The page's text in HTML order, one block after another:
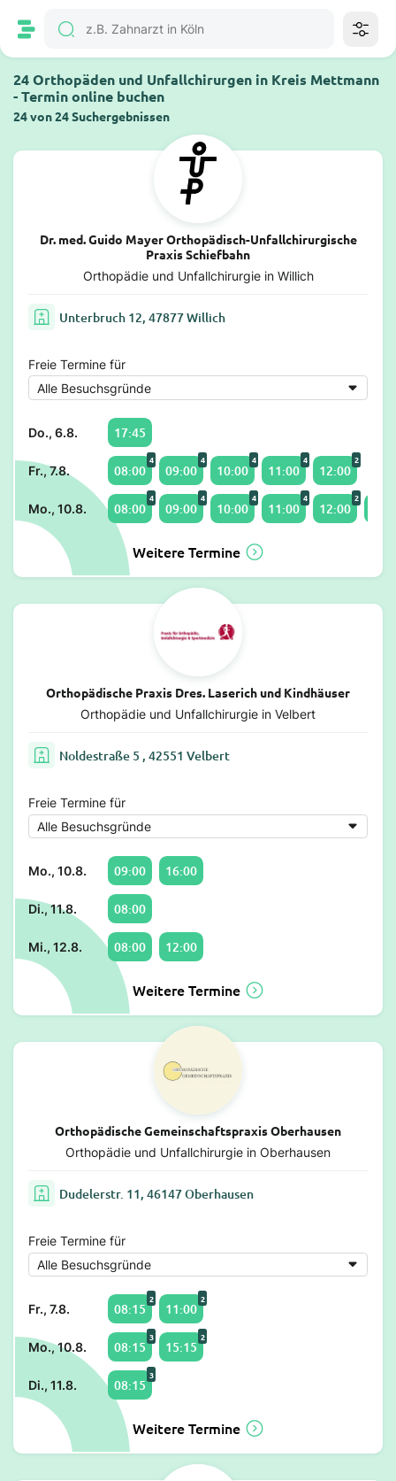
24 Orthopäden und Unfallchirurgen in Kreis Mettmann
- Termin online buchen
24 von 24 Suchergebnissen
Dr. med. Guido Mayer Orthopädisch-Unfallchirurgische
Praxis Schiefbahn
Orthopädie und Unfallchirurgie in Willich
Unterbruch 12, 47877 Willich
Freie Termine für
Do., 6.8. 17:45
Fr., 7.8. 08:00
4
09:00
4
10:00
4
11:00
4
12:00
2
Mo., 10.8. 08:00
4
09:00
4
10:00
4
11:00
4
12:00
2
Weitere Termine
Orthopädische Praxis Dres. Laserich und Kindhäuser
Orthopädie und Unfallchirurgie in Velbert
Noldestraße 5 , 42551 Velbert
Freie Termine für
Mo., 10.8. 09:00 16:00
Di., 11.8. 08:00
Mi., 12.8. 08:00 12:00
Weitere Termine
Orthopädische Gemeinschaftspraxis Oberhausen
Orthopädie und Unfallchirurgie in Oberhausen
Dudelerstr. 11, 46147 Oberhausen
Freie Termine für
Fr., 7.8. 08:15
2
11:00
2
Mo., 10.8. 08:15
3
15:15
2
Di., 11.8. 08:15
3
Weitere Termine